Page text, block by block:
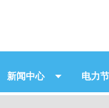
新闻中心 电力